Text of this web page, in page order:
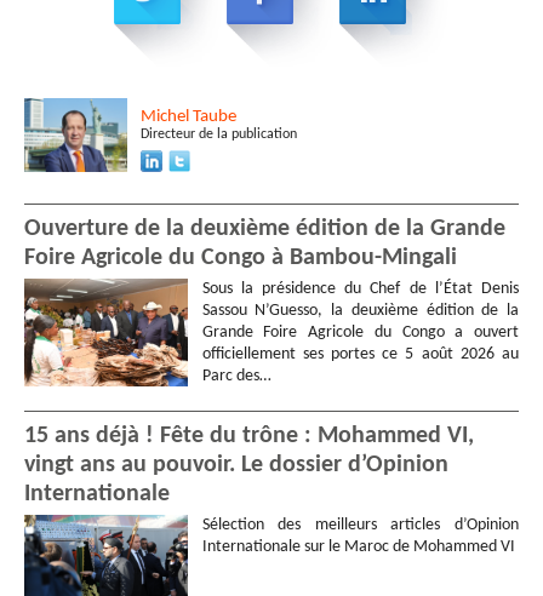
Michel Taube
Directeur de la publication
Ouverture de la deuxième édition de la Grande
Foire Agricole du Congo à Bambou-Mingali
Sous la présidence du Chef de l’État Denis
Sassou N’Guesso, la deuxième édition de la
Grande Foire Agricole du Congo a ouvert
officiellement ses portes ce 5 août 2026 au
Parc des…
15 ans déjà ! Fête du trône : Mohammed VI,
vingt ans au pouvoir. Le dossier d’Opinion
Internationale
Sélection des meilleurs articles d’Opinion
Internationale sur le Maroc de Mohammed VI